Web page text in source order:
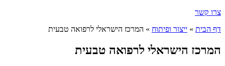
צרו קשר
דף הבית » ייצור ופיתוח » המרכז הישראלי לרפואה טבעית
המרכז הישראלי לרפואה טבעית